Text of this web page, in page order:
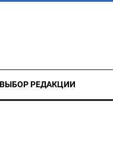
ВЫБОР РЕДАКЦИИ